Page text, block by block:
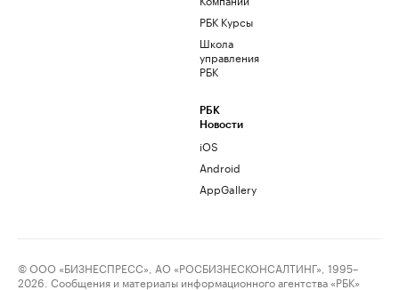
РБК Курсы
Школа
управления
РБК
РБК
Новости
iOS
Android
AppGallery
© ООО «БИЗНЕСПРЕСС», АО «РОСБИЗНЕСКОНСАЛТИНГ», 1995–
2026. Сообщения и материалы информационного агентства «РБК»